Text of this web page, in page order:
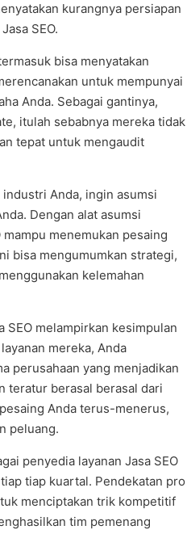
kurangnya persiapan
SEO.
bisa menyatakan
untuk mempunyai
Anda. Sebagai gantinya,
itulah sebabnya mereka tidak
tepat untuk mengaudit
Anda, ingin asumsi
Dengan alat asumsi
menemukan pesaing
bisa mengumumkan strategi,
kelemahan
SEO melampirkan kesimpulan
mereka, Anda
perusahaan yang menjadikan
teratur berasal berasal dari
Anda terus-menerus,
peluang.
penyedia layanan Jasa SEO
tiap kuartal. Pendekatan pro
menciptakan trik kompetitif
tim pemenang